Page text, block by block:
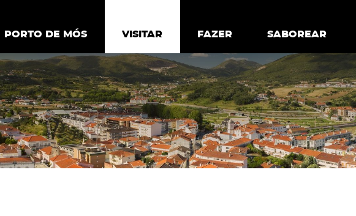
PORTO DE MÓS
VISITAR FAZER SABOREAR
PORTO DE MÓS VISITAR FAZER SABOREAR